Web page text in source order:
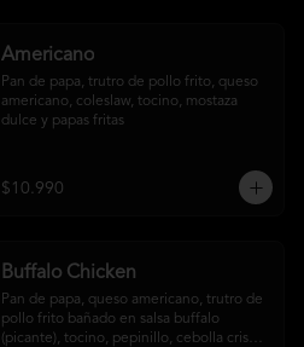
Americano
Pan de papa, trutro de pollo frito, queso
americano, coleslaw, tocino, mostaza
dulce y papas fritas
$10.990
Buffalo Chicken
Pan de papa, queso americano, trutro de
pollo frito bañado en salsa buffalo
(picante), tocino, pepinillo, cebolla crispy,